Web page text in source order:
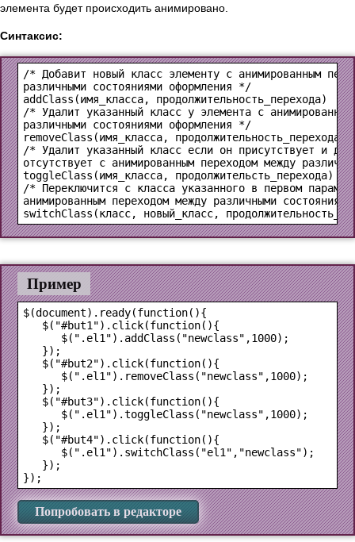
элемента будет происходить анимировано.
Синтаксис:
/* Добавит новый класс элементу с анимированным
addClass(имя_класса, продолжительность_перехода)
/* Удалит указанный класс у элемента с
removeClass(имя_класса, продолжительность_перехода)
/* Удалит указанный класс если он присутствует и
toggleClass(имя_класса, продолжительсть_перехода)
/* Переключится с класса указанного в первом
switchClass(класс, новый_класс,
Пример
$(document).ready(function(){
   $("#but1").click(function(){
      $(".el1").addClass("newclass",1000);
   });
   $("#but2").click(function(){
      $(".el1").removeClass("newclass",1000);
   });
   $("#but3").click(function(){
      $(".el1").toggleClass("newclass",1000);
   });
   $("#but4").click(function(){
      $(".el1").switchClass("el1","newclass");
   });
Попробовать в редакторе